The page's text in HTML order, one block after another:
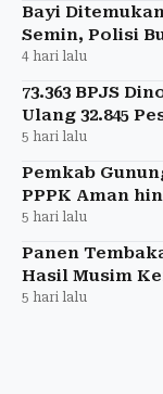
Bayi
Semin, Polisi
4 hari lalu
73.363 BPJS
Ulang 32.845
5 hari lalu
Pemkab
PPPK Aman
5 hari lalu
Panen
Hasil Musim
5 hari lalu